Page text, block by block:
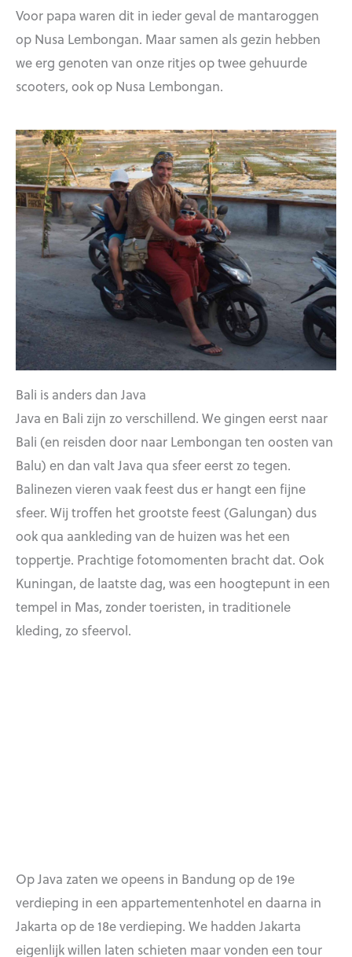
Voor papa waren dit in ieder geval de mantaroggen
op Nusa Lembongan. Maar samen als gezin hebben
we erg genoten van onze ritjes op twee gehuurde
scooters, ook op Nusa Lembongan.
Bali is anders dan Java
Java en Bali zijn zo verschillend. We gingen eerst naar
Bali (en reisden door naar Lembongan ten oosten van
Balu) en dan valt Java qua sfeer eerst zo tegen.
Balinezen vieren vaak feest dus er hangt een fijne
sfeer. Wij troffen het grootste feest (Galungan) dus
ook qua aankleding van de huizen was het een
toppertje. Prachtige fotomomenten bracht dat. Ook
Kuningan, de laatste dag, was een hoogtepunt in een
tempel in Mas, zonder toeristen, in traditionele
kleding, zo sfeervol.
Op Java zaten we opeens in Bandung op de 19e
verdieping in een appartementenhotel en daarna in
Jakarta op de 18e verdieping. We hadden Jakarta
eigenlijk willen laten schieten maar vonden een tour